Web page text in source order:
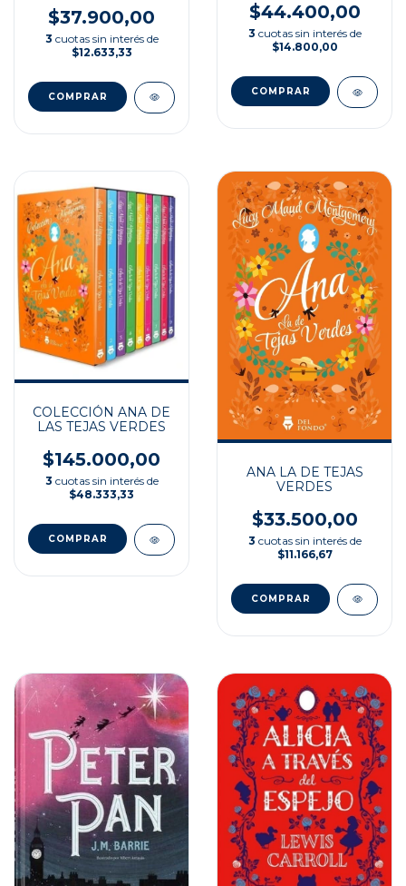
$37.900,00
3 cuotas sin interés de
$12.633,33
$44.400,00
3 cuotas sin interés de
$14.800,00
COLECCIÓN ANA DE
LAS TEJAS VERDES
$145.000,00
3 cuotas sin interés de
$48.333,33
ANA LA DE TEJAS
VERDES
$33.500,00
3 cuotas sin interés de
$11.166,67